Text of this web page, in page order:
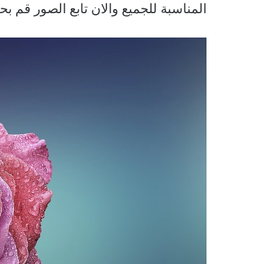
المناسبة للجميع والان تابع الصور